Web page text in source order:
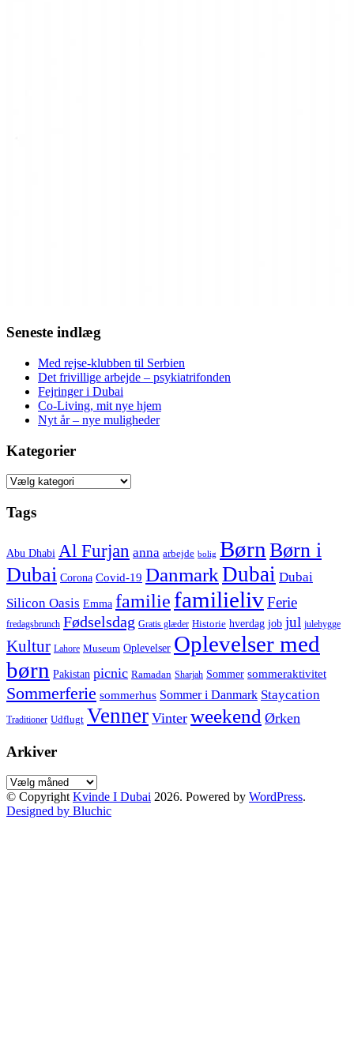
Seneste indlæg
Med rejse-klubben til Serbien
Det frivillige arbejde – psykiatrifonden
Fejringer i Dubai
Co-Living, mit nye hjem
Nyt år – nye muligheder
Kategorier
Kategorier
Tags
Abu Dhabi Al Furjan anna arbejde bolig Børn Børn i
Dubai Corona Covid-19 DanmarkDubai Dubai
Silicon Oasis Emma familie familielivFerie
fredagsbrunch Fødselsdag Gratis glæder Historie hverdag job jul julehygge
Kultur Lahore Museum Oplevelser Oplevelser med
børn Pakistan picnic Ramadan Sharjah Sommer sommeraktivitet
Sommerferie sommerhus Sommer i Danmark Staycation
Traditioner Udflugt Venner Vinter weekend Ørken
Arkiver
Arkiver
© Copyright Kvinde I Dubai 2026. Powered by WordPress.
Designed by Bluchic